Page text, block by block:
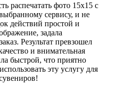
распечатать фото 15х15 с
сервису, и не
действий простой и
задала
Результат превзошел
и внимательная
быстрой, что приятно
эту услугу для